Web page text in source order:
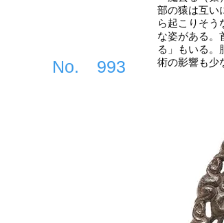
993
​No.
部の猿は互い
ら起こりそう
な姿がある。
る」もいる。
術の影響も少